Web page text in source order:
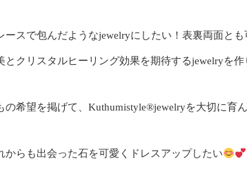
ースで包んだようなjewelryにしたい！表裏両面と
とクリスタルヒーリング効果を期待するjewelryを作
の希望を掲げて、Kuthumistyle®️jewelryを大切に育
からも出会った石を可愛くドレスアップしたい